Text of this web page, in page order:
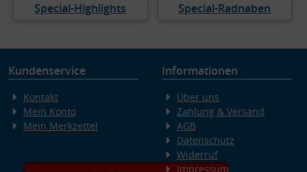
Special-Highlights Special-Radnaben
Kundenservice
Kontakt
Mein Konto
Mein Merkzettel
Informationen
Über uns
Zahlung & Versand
AGB
Datenschutz
Widerruf
Impressum